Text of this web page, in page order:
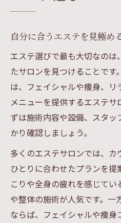
自分に合うエステを見極め
エステ選びで最も大切なのは
たサロンを見つけることです
は、フェイシャルや痩身、
メニューを提供するエステサ
ずは施術内容や設備、スタッ
かり確認しましょう。
多くのエステサロンでは、
ひとりに合わせたプランを提
こりや全身の疲れを感じて
や整体の施術が人気です。一
ならば、フェイシャルや痩身